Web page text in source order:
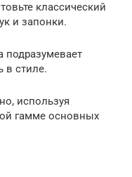
классический
и запонки.
подразумевает
в стиле.
используя
гамме основных